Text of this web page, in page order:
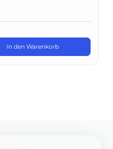
In den Warenkorb